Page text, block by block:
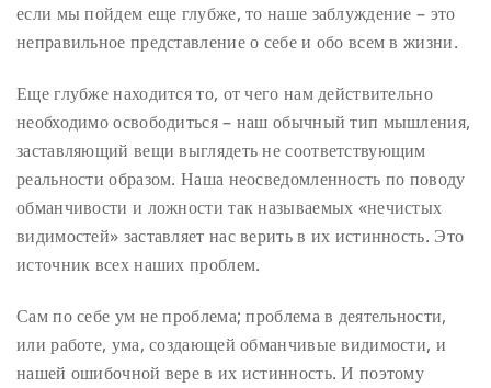
если мы пойдем еще глубже, то наше заблуждение – это
неправильное представление о себе и обо всем в жизни.
Еще глубже находится то, от чего нам действительно
необходимо освободиться – наш обычный тип мышления,
заставляющий вещи выглядеть не соответствующим
реальности образом. Наша неосведомленность по поводу
обманчивости и ложности так называемых «нечистых
видимостей» заставляет нас верить в их истинность. Это
источник всех наших проблем.
Сам по себе ум не проблема; проблема в деятельности,
или работе, ума, создающей обманчивые видимости, и
нашей ошибочной вере в их истинность. И поэтому